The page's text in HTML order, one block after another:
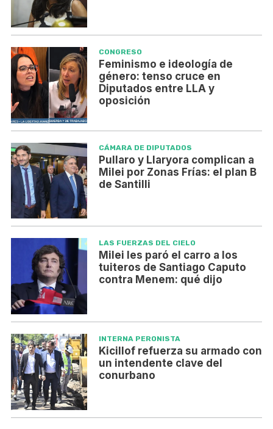
CONGRESO
Feminismo e ideología de
género: tenso cruce en
Diputados entre LLA y
oposición
CÁMARA DE DIPUTADOS
Pullaro y Llaryora complican a
Milei por Zonas Frías: el plan B
de Santilli
LAS FUERZAS DEL CIELO
Milei les paró el carro a los
tuiteros de Santiago Caputo
contra Menem: qué dijo
INTERNA PERONISTA
Kicillof refuerza su armado con
un intendente clave del
conurbano